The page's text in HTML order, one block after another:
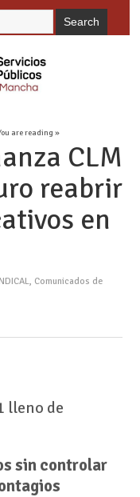
are reading »
CLM
reabrir
en
, Comunicados de
lleno de
sin controlar